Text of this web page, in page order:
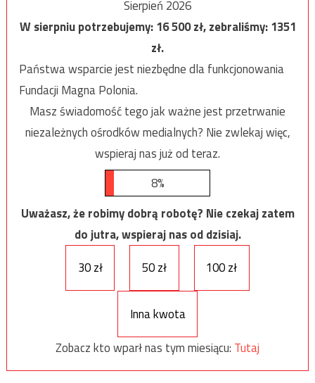
Sierpień 2026
W sierpniu potrzebujemy:16 500zł, zebraliśmy:1351
zł.
Państwa wsparcie jest niezbędne dla funkcjonowania
Fundacji Magna Polonia.
Masz świadomość tego jak ważne jest przetrwanie
niezależnych ośrodków medialnych? Nie zwlekaj więc,
wspieraj nas już od teraz.
8%
Uważasz, że robimy dobrą robotę? Nie czekaj zatem
do jutra, wspieraj nas od dzisiaj.
30 zł
50 zł 100 zł
Inna kwota
Zobacz kto wparł nas tym miesiącu: Tutaj